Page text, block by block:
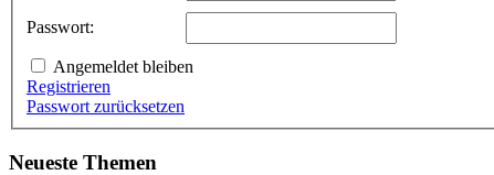
Passwort:
Angemeldet bleiben
Registrieren
Passwort zurücksetzen
Neueste Themen